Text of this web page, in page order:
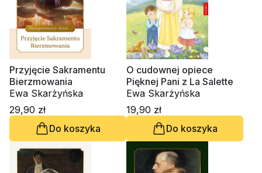
Przyjęcie Sakramentu
Bierzmowania
Ewa Skarżyńska
29,90 zł
Do koszyka
O cudownej opiece
Pięknej Pani z La Salette
Ewa Skarżyńska
19,90 zł
Do koszyka